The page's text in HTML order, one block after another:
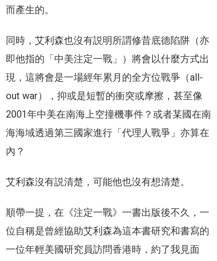
而產生的。
同時，艾利森也沒有説明所謂修昔底德陷阱（亦
即他指的「中美注定一戰」）將會以什麼方式出
現，這將會是一場經年累月的全方位戰爭（all-
out war），抑或是短暫的衝突或摩擦，甚至像
2001年中美在南海上空撞機事件？或者某國在南
海海域透過第三國家進行「代理人戰爭」亦算在
內？
艾利森沒有説清楚，可能他也沒有想清楚。
順帶一提，在《注定一戰》一書出版後不久，一
位自稱是曾經協助艾利森為這本書研究和書寫的
一位年輕美國研究員訪問香港時，約了我見面